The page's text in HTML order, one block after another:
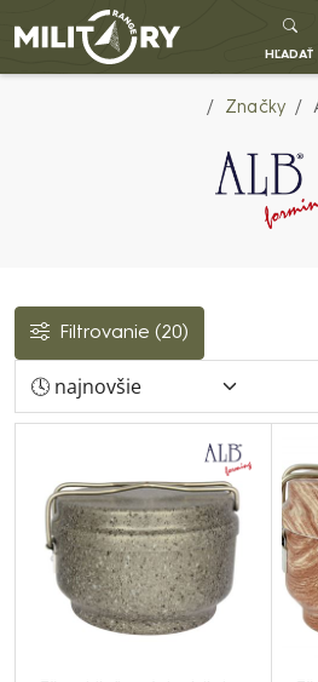
Army shop MILITARY RANGE SK
HĽADAŤ
Značky
Filtrovanie (20)